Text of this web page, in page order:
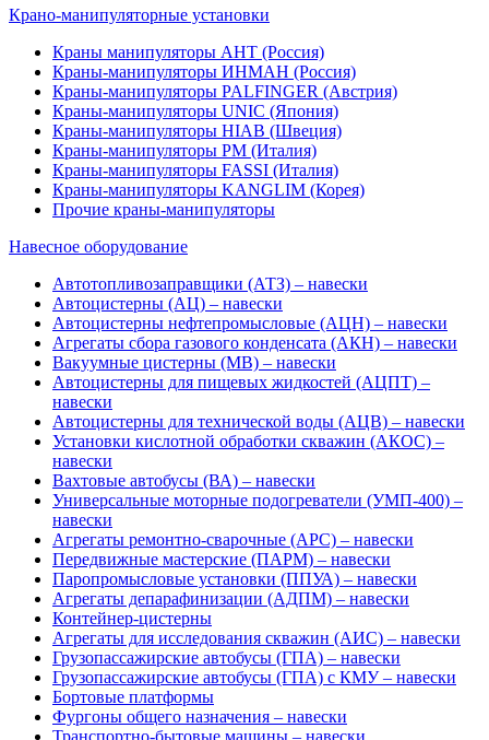
Крано-манипуляторные установки
Краны манипуляторы АНТ (Россия)
Краны-манипуляторы ИНМАН (Россия)
Краны-манипуляторы PALFINGER (Австрия)
Краны-манипуляторы UNIC (Япония)
Краны-манипуляторы HIAB (Швеция)
Краны-манипуляторы PM (Италия)
Краны-манипуляторы FASSI (Италия)
Краны-манипуляторы KANGLIM (Корея)
Прочие краны-манипуляторы
Навесное оборудование
Автотопливозаправщики (АТЗ) – навески
Автоцистерны (АЦ) – навески
Автоцистерны нефтепромысловые (АЦН) – навески
Агрегаты сбора газового конденсата (АКН) – навески
Вакуумные цистерны (МВ) – навески
Автоцистерны для пищевых жидкостей (АЦПТ) –
навески
Автоцистерны для технической воды (АЦВ) – навески
Установки кислотной обработки скважин (АКОС) –
навески
Вахтовые автобусы (ВА) – навески
Универсальные моторные подогреватели (УМП-400) –
навески
Агрегаты ремонтно-сварочные (АРС) – навески
Передвижные мастерские (ПАРМ) – навески
Паропромысловые установки (ППУА) – навески
Агрегаты депарафинизации (АДПМ) – навески
Контейнер-цистерны
Агрегаты для исследования скважин (АИС) – навески
Грузопассажирские автобусы (ГПА) – навески
Грузопассажирские автобусы (ГПА) с КМУ – навески
Бортовые платформы
Фургоны общего назначения – навески
Транспортно-бытовые машины – навески